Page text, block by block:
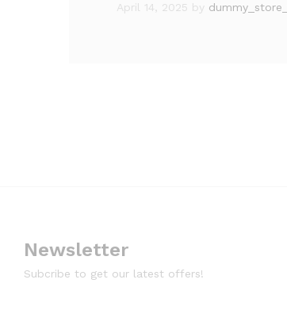
April 14, 2025 by
Newsletter
Subcribe to get our latest offers!